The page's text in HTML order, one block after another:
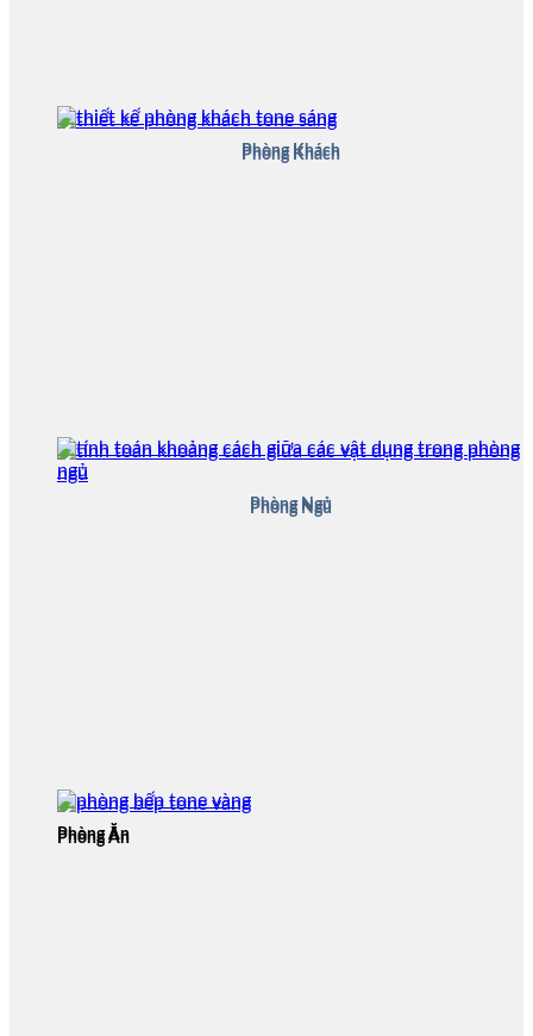
Phòng Khách
Phòng Ngủ
Phòng Ăn
Phòng Khách
Phòng Ngủ
Phòng Ăn